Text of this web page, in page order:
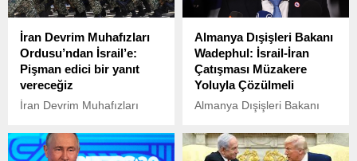
İran Devrim Muhafızları
Ordusu’ndan İsrail’e:
Pişman edici bir yanıt
vereceğiz
İran Devrim Muhafızları
Şam'daki konsolosluk
binasına düzenlediği ve 2'si
Almanya Dışişleri Bakanı
Wadephul: İsrail-İran
Çatışması Müzakere
Yoluyla Çözülmeli
Almanya Dışişleri Bakanı
İran’a yönelik saldırılarıyla
başlayan çatışmanın askeri